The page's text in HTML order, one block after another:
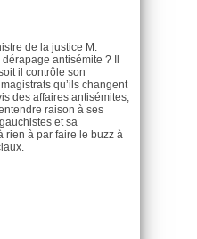
de la justice M.
antisémite ? Il
il contrôle son
qu’ils changent
des affaires antisémites,
raison à ses
et sa
rien à par faire le buzz à